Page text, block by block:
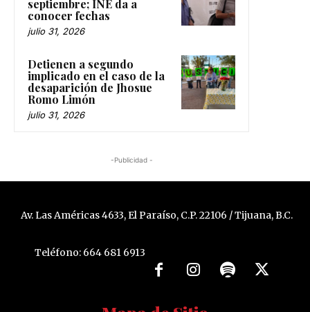
septiembre; INE da a
conocer fechas
julio 31, 2026
Detienen a segundo
implicado en el caso de la
desaparición de Jhosue
Romo Limón
julio 31, 2026
-Publicidad -
Av. Las Américas 4633, El Paraíso, C.P. 22106 / Tijuana, B.C.
Teléfono: 664 681 6913